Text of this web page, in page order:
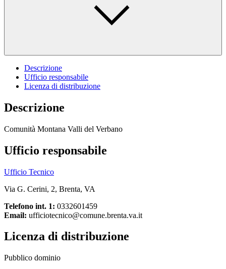
Descrizione
Ufficio responsabile
Licenza di distribuzione
Descrizione
Comunità Montana Valli del Verbano
Ufficio responsabile
Ufficio Tecnico
Via G. Cerini, 2, Brenta, VA
Telefono int. 1: 0332601459
Email: ufficiotecnico@comune.brenta.va.it
Licenza di distribuzione
Pubblico dominio